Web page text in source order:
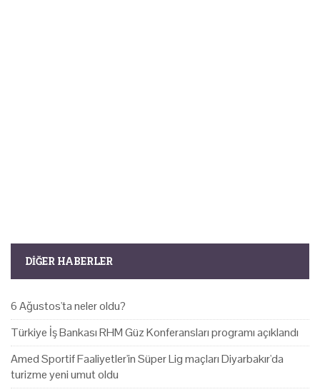
DIĞER HABERLER
6 Ağustos'ta neler oldu?
Türkiye İş Bankası RHM Güz Konferansları programı açıklandı
Amed Sportif Faaliyetler'in Süper Lig maçları Diyarbakır'da
turizme yeni umut oldu